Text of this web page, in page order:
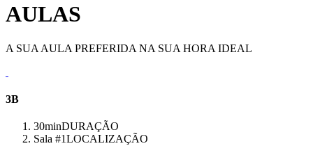
AULAS
A SUA AULA PREFERIDA NA SUA HORA IDEAL
3B
30minDURAÇÃO
Sala #1LOCALIZAÇÃO